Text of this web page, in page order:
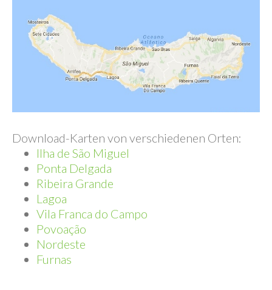
Download-Karten von verschiedenen Orten:
Ilha de São Miguel
Ponta Delgada
Ribeira Grande
Lagoa
Vila Franca do Campo
Povoação
Nordeste